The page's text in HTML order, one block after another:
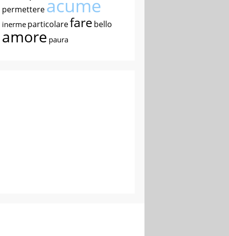
permettereacume
inerme particolarefare bello
amore paura